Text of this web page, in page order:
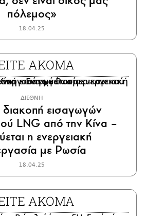
πόλεμος»
18.04.25
ΑΚΟΜΑ
ΔΙΕΘΝΗ
εισαγωγών
LNG από την Κίνα –
η ενεργειακή
με Ρωσία
18.04.25
ΑΚΟΜΑ